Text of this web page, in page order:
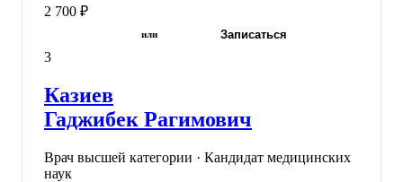
2 700 ₽
или Записаться
3
Казиев
Гаджибек Рагимович
Врач высшей категории · Кандидат медицинских
наук